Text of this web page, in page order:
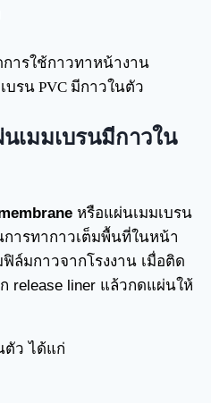
ารใช้กาวทาหน้างาน
บรน PVC มีกาวในตัว
เมมเบรนมีกาวใน
หรือแผ่นเมมเบรน
ารทากาวเต็มพื้นที่ในหน้า
ล์มกาวจากโรงงาน เมื่อติด
release liner แล้วกดแผ่นให้
ตัว ได้แก่